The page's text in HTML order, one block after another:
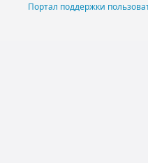
Портал поддержки